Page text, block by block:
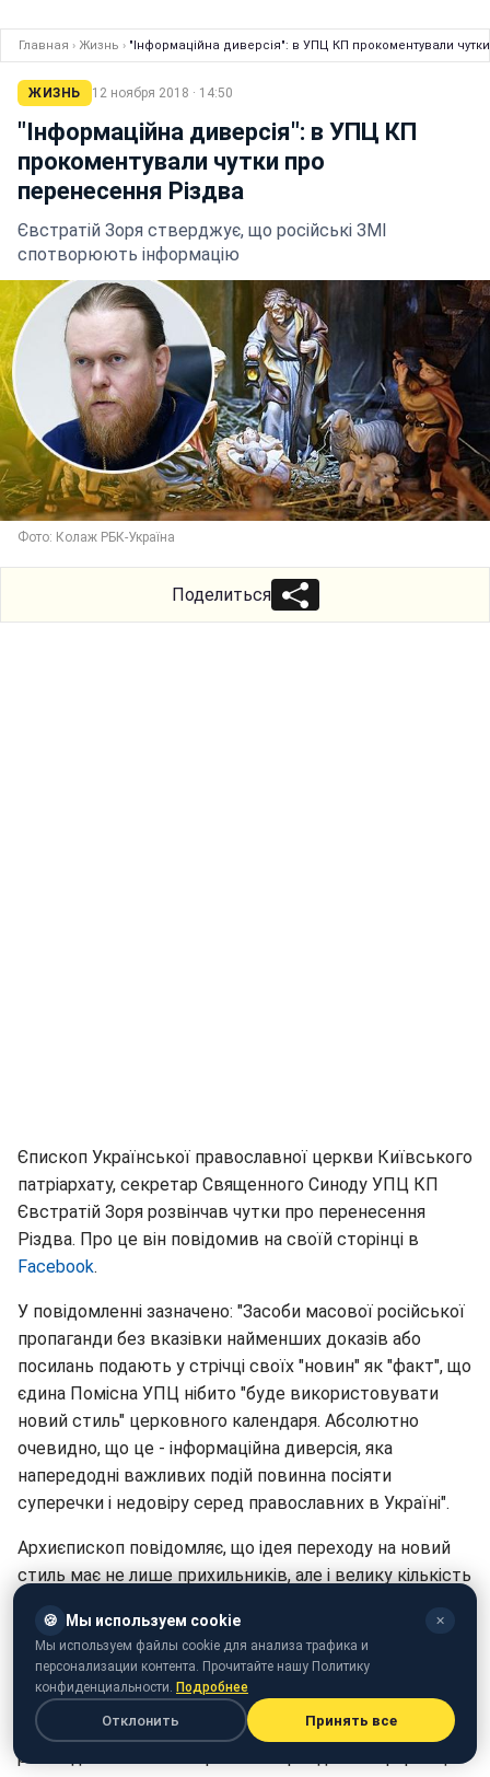
Главная › Жизнь › "Інформаційна диверсія": в УПЦ КП прокоментували
ЖИЗНЬ 12 ноября 2018 · 14:50
"Інформаційна диверсія": в УПЦ КП
прокоментували чутки про
перенесення Різдва
Євстратій Зоря стверджує, що російські ЗМІ
спотворюють інформацію
Фото: Колаж РБК-Україна
Поделиться
Єпископ Української православної церкви Київського
патріархату, секретар Священного Синоду УПЦ КП
Євстратій Зоря розвінчав чутки про перенесення
Різдва. Про це він повідомив на своїй сторінці в
Facebook.
У повідомленні зазначено: "Засоби масової російської
пропаганди без вказівки найменших доказів або
посилань подають у стрічці своїх "новин" як "факт", що
єдина Помісна УПЦ нібито "буде використовувати
новий стиль" церковного календаря. Абсолютно
очевидно, що це - інформаційна диверсія, яка
напередодні важливих подій повинна посіяти
суперечки і недовіру серед православних в Україні".
Архиєпископ повідомляє, що ідея переходу на новий
стиль має не лише прихильників, але і велику кількість
прикладів адміністративного впровадження нового
стилю призводив до поділу в церквах, навіть до
розколів, які тривали десятиліттями.
Питання переходу на новий календар не
розглядається. А поширення неправдивої інформації
🍪 Мы используем cookie ✕
Мы используем файлы cookie для анализа трафика и
персонализации контента. Прочитайте нашу Политику
конфиденциальности. Подробнее
Отклонить Принять все